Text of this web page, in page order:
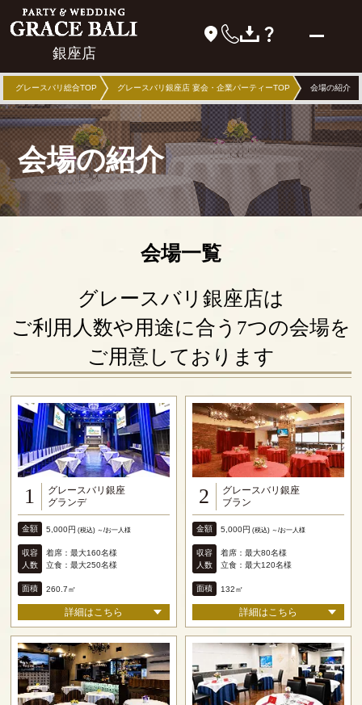
銀座店
グレースバリ総合TOP グレースバリ銀座店 宴会・企業パーティーTOP 会場の紹介
会場の紹介
会場一覧
グレースバリ銀座店は
ご利用人数や用途に合う7つの会場を
ご用意しております
1
グレースバリ銀座
グランデ
金額 5,000円 (税込) ～/お一人様
収容
人数
着席：最大160名様
立食：最大250名様
面積 260.7㎡
詳細はこちら
2
グレースバリ銀座
ブラン
金額 5,000円 (税込) ～/お一人様
収容
人数
着席：最大80名様
立食：最大120名様
面積 132㎡
詳細はこちら